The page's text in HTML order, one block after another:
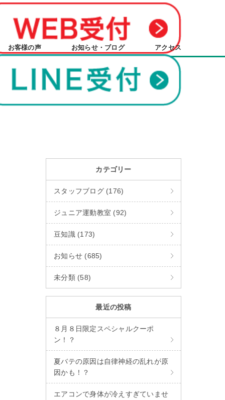
お客様の声 お知らせ・ブログ アクセス
カテゴリー
スタッフブログ (176)
ジュニア運動教室 (92)
豆知識 (173)
お知らせ (685)
未分類 (58)
最近の投稿
８月８日限定スペシャルクーポ
ン！？
夏バテの原因は自律神経の乱れが原
因かも！？
エアコンで身体が冷えすぎていませ